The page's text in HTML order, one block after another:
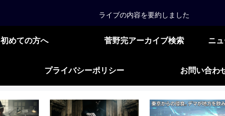
ライブの内容を要約しました
初めての方へ 菅野完アーカイブ検索 ニ
プライバシーポリシー お問い合わ